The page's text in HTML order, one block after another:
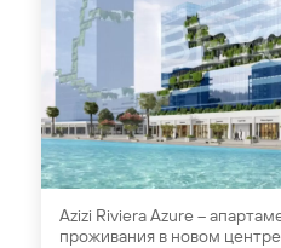
Azizi Riviera Azure –
проживания в новом